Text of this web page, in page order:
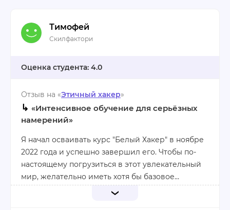
кибербезопасности становятся все более
уверенными.
Даже если вы начинающий специалист в IT, этот
понятные объяснения простым языком;
преподаватели всегда отвечают на вопросы;
интересный материал и полезные
Минусы:
иногда проблемы с доступом к лабораторкам.
Тимофей
Скилфактори
4.0
Отзыв на «Этичный хакер»
↳ «Интенсивное обучение для серьёзных
намерений»
Я начал осваивать курс "Белый Хакер" в ноябре
2022 года и успешно завершил его. Чтобы по-
настоящему погрузиться в этот увлекательный
мир, желательно иметь хотя бы базовое
представление о различных IT-технологиях.